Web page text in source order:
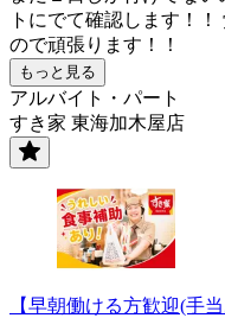
トにでて確認します！
ので頑張ります！！
もっと見る
アルバイト・パート
すき家 東海加木屋店
【早朝働ける方歓迎(